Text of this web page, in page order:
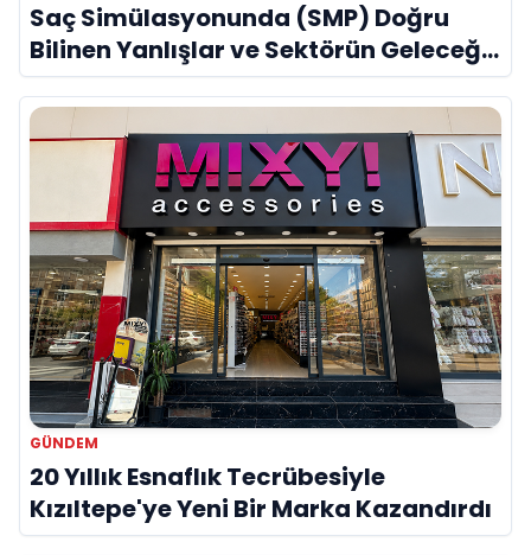
Saç Simülasyonunda (SMP) Doğru
Bilinen Yanlışlar ve Sektörün Geleceği:
Onur Akdeniz ile Özel Röportaj
GÜNDEM
20 Yıllık Esnaflık Tecrübesiyle
Kızıltepe'ye Yeni Bir Marka Kazandırdı